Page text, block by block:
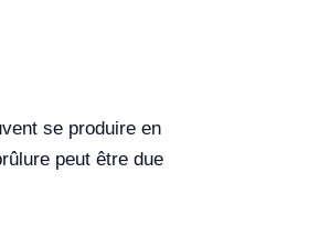
se produire en
peut être due